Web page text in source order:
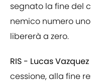
segnato la fine del
nemico numero
libererà a zero.
RIS - Lucas
cessione, alla fine